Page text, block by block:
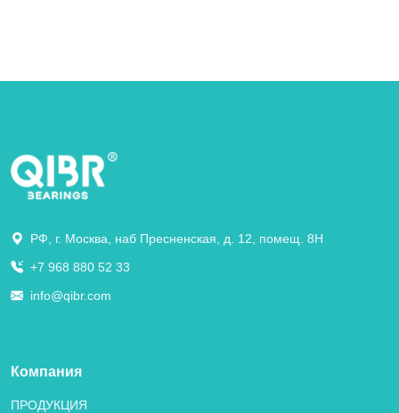
РФ, г. Москва, наб Пресненская, д. 12, помещ. 8Н
+7 968 880 52 33
info@qibr.com
Компания
ПРОДУКЦИЯ